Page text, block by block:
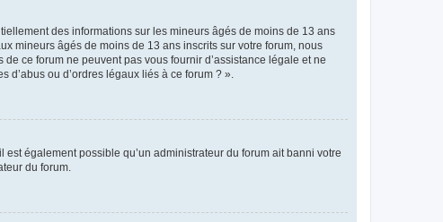
des informations sur les mineurs âgés de moins de 13 ans
mineurs âgés de moins de 13 ans inscrits sur votre forum, nous
ce forum ne peuvent pas vous fournir d’assistance légale et ne
ou d’ordres légaux liés à ce forum ? ».
également possible qu’un administrateur du forum ait banni votre
du forum.